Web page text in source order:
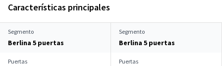
Características principales
Segmento
Berlina 5 puertas
Segmento
Berlina 5 puertas
Puertas Puertas